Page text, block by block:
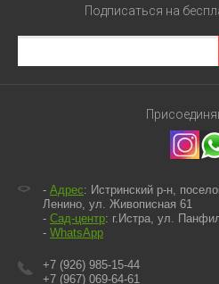
Подписаться на
- Адрес: Истринский р-н,
Ленино, ул. Живописная 61
- Сад-центр: г.Истра, ул.
- WhatsApp
+7 (926) 985-15-44
+7 (967) 069-64-61